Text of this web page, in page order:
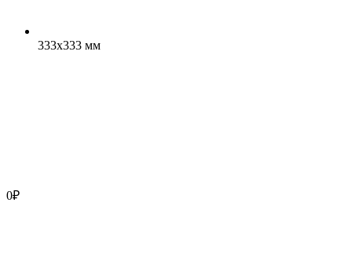
333x333 мм
0₽